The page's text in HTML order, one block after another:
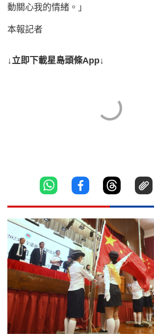
動關心我的情緒。」
本報記者
↓立即下載星島頭條App↓